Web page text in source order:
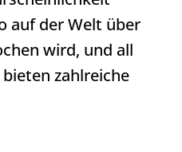
auf der Welt über
wird, und all
zahlreiche